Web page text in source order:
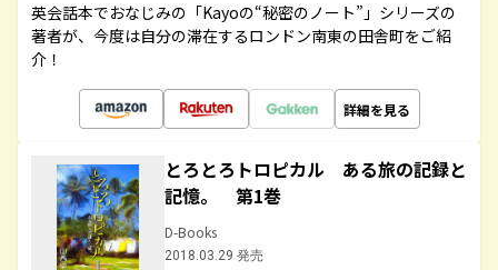
英会話本でおなじみの「Kayoの“秘密のノート”」シリーズの
著者が、今度は自分の滞在するロンドン南東の田舎町をご紹
介！
詳細を見る
とろとろトロピカル ある旅の記録と
記憶。 第1巻
D-Books
2018.03.29 発売